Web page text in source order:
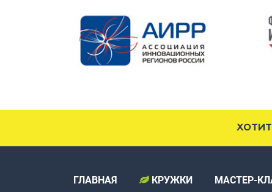
ГЛАВНАЯ КРУЖКИ МАСТЕР-